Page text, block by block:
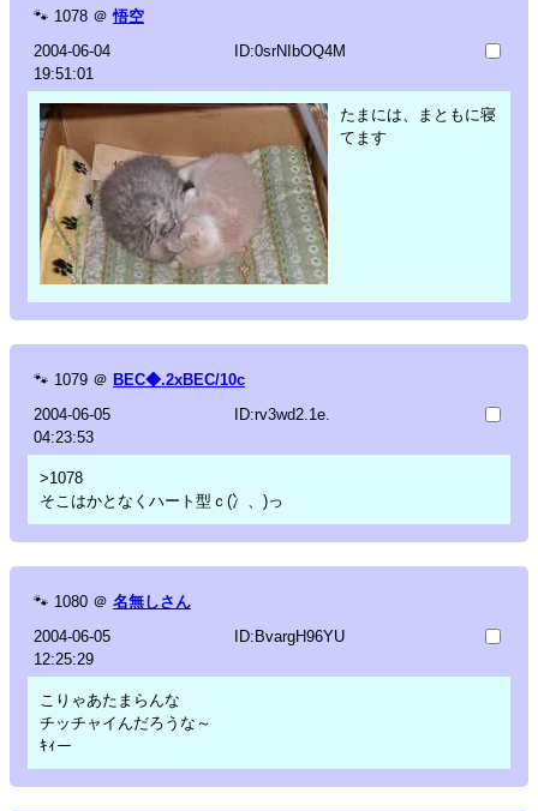
🐾 1078 ＠ 悟空
2004-06-04
19:51:01
ID:0srNIbOQ4M
たまには、まともに寝
てます
🐾 1079 ＠ BEC◆.2xBEC/10c
2004-06-05
04:23:53
ID:rv3wd2.1e.
>1078
そこはかとなくハート型ｃ(冫、)っ
🐾 1080 ＠ 名無しさん
2004-06-05
12:25:29
ID:BvargH96YU
こりゃあたまらんな
チッチャイんだろうな～
ｷｨー